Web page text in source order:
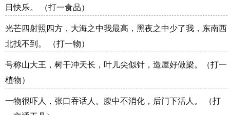
日快乐。 （打一食品）
光芒四射照四方，大海之中我最高，黑夜之中少了我，东南西
北找不到。 （打一物）
号称山大王，树干冲天长，叶儿尖似针，造屋好做梁。（打一
植物）
一物很吓人，张口吞话人。腹中不消化，后门下活人。 （打